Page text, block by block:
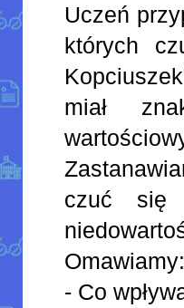
Uczeń
których
miał
czuć się
Omawiamy:
- Co